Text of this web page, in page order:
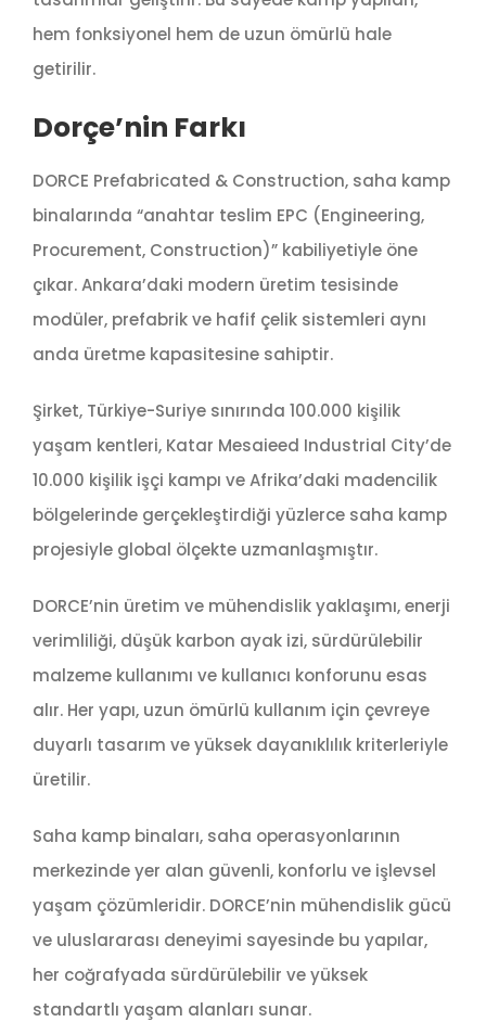
hem fonksiyonel hem de uzun ömürlü hale
getirilir.
Dorçe’nin Farkı
DORCE Prefabricated & Construction, saha kamp
binalarında “anahtar teslim EPC (Engineering,
Procurement, Construction)” kabiliyetiyle öne
çıkar. Ankara’daki modern üretim tesisinde
modüler, prefabrik ve hafif çelik sistemleri aynı
anda üretme kapasitesine sahiptir.
Şirket, Türkiye-Suriye sınırında 100.000 kişilik
yaşam kentleri, Katar Mesaieed Industrial City’de
10.000 kişilik işçi kampı ve Afrika’daki madencilik
bölgelerinde gerçekleştirdiği yüzlerce saha kamp
projesiyle global ölçekte uzmanlaşmıştır.
DORCE’nin üretim ve mühendislik yaklaşımı, enerji
verimliliği, düşük karbon ayak izi, sürdürülebilir
malzeme kullanımı ve kullanıcı konforunu esas
alır. Her yapı, uzun ömürlü kullanım için çevreye
duyarlı tasarım ve yüksek dayanıklılık kriterleriyle
üretilir.
Saha kamp binaları, saha operasyonlarının
merkezinde yer alan güvenli, konforlu ve işlevsel
yaşam çözümleridir. DORCE’nin mühendislik gücü
ve uluslararası deneyimi sayesinde bu yapılar,
her coğrafyada sürdürülebilir ve yüksek
standartlı yaşam alanları sunar.